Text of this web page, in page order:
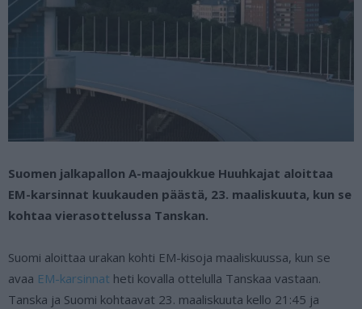
Suomen jalkapallon A-maajoukkue Huuhkajat aloittaa
EM-karsinnat kuukauden päästä, 23. maaliskuuta, kun se
kohtaa vierasottelussa Tanskan.
Suomi aloittaa urakan kohti EM-kisoja maaliskuussa, kun se
avaa EM-karsinnat heti kovalla ottelulla Tanskaa vastaan.
Tanska ja Suomi kohtaavat 23. maaliskuuta kello 21:45 ja